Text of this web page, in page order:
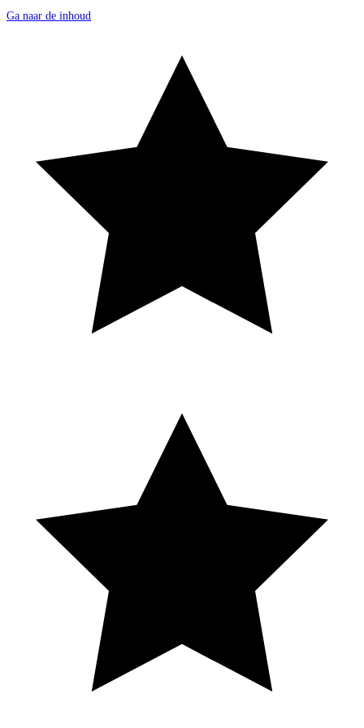
Ga naar de inhoud